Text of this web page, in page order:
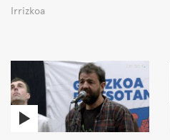
Irrizkoa